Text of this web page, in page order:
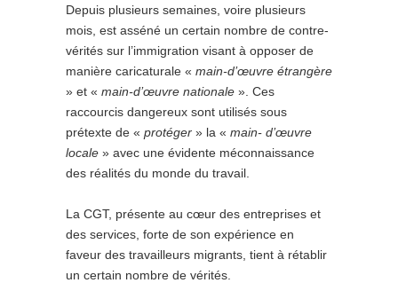
Depuis plusieurs semaines, voire plusieurs
mois, est asséné un certain nombre de contre-
vérités sur l’immigration visant à opposer de
manière caricaturale « main-d’œuvre étrangère
» et « main-d’œuvre nationale ». Ces
raccourcis dangereux sont utilisés sous
prétexte de « protéger » la « main- d’œuvre
locale » avec une évidente méconnaissance
des réalités du monde du travail.
La CGT, présente au cœur des entreprises et
des services, forte de son expérience en
faveur des travailleurs migrants, tient à rétablir
un certain nombre de vérités.